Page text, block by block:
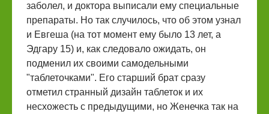
заболел, и доктора выписали ему специальные
препараты. Но так случилось, что об этом узнал
и Евгеша (на тот момент ему было 13 лет, а
Эдгару 15) и, как следовало ожидать, он
подменил их своими самодельными
"таблеточками". Его старший брат сразу
отметил странный дизайн таблеток и их
несхожесть с предыдущими, но Женечка так на